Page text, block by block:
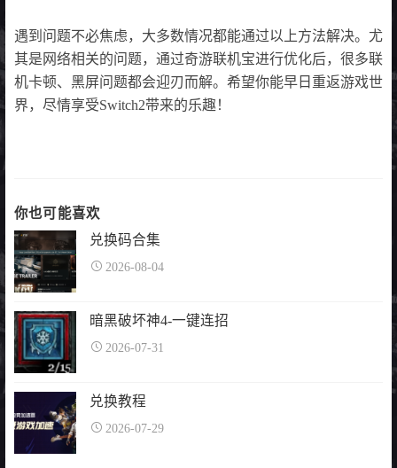
遇到问题不必焦虑，大多数情况都能通过以上方法解决。尤
其是网络相关的问题，通过奇游联机宝进行优化后，很多联
机卡顿、黑屏问题都会迎刃而解。希望你能早日重返游戏世
界，尽情享受Switch2带来的乐趣！
你也可能喜欢
兑换码合集
2026-08-04
暗黑破坏神4-一键连招
2026-07-31
兑换教程
2026-07-29